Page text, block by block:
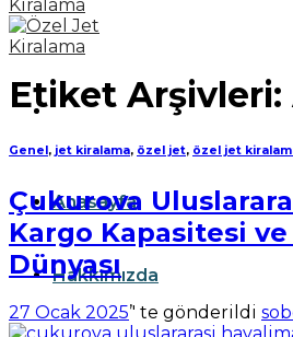
Anasayfa
Hakkımızda
Etiket Arşivleri:
Genel , jet kiralama, özel jet, özel jet
Çukurova
Kargo Kapasitesi
Dünyası
27 Ocak 2025’' te gönderildi